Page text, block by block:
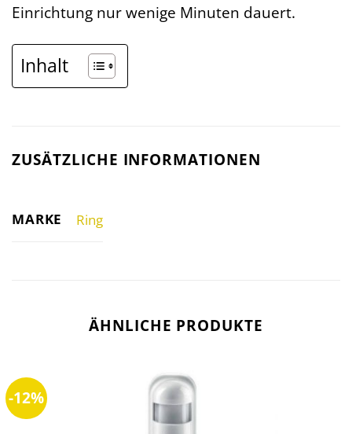
Einrichtung nur wenige Minuten dauert.
Inhalt
ZUSÄTZLICHE INFORMATIONEN
MARKE Ring
ÄHNLICHE PRODUKTE
-12%